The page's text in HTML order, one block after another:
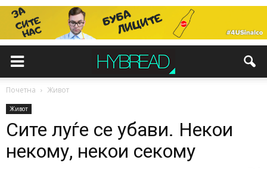
Почетна Живот
Живот
Сите луѓе се убави. Некои
некому, некои секому